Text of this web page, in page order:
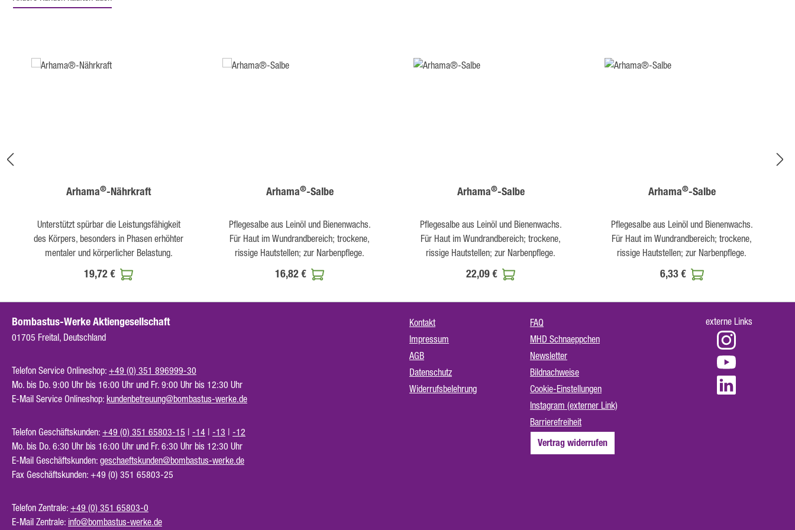
Arhama®-Nährkraft
Unterstützt spürbar die Leistungsfähigkeit
des Körpers, besonders in Phasen erhöhter
mentaler und körperlicher Belastung.
19,72 €
Arhama®-Salbe
Pflegesalbe aus Leinöl und Bienenwachs.
Für Haut im Wundrandbereich; trockene,
rissige Hautstellen; zur Narbenpflege.
16,82 €
Arhama®-Salbe
Pflegesalbe aus Leinöl und Bienenwachs.
Für Haut im Wundrandbereich; trockene,
rissige Hautstellen; zur Narbenpflege.
22,09 €
Arhama®-Salbe
Pflegesalbe aus Leinöl und Bienenwachs.
Für Haut im Wundrandbereich; trockene,
rissige Hautstellen; zur Narbenpflege.
6,33 €
Bombastus-Werke Aktiengesellschaft
01705 Freital, Deutschland
Telefon Service Onlineshop: +49 (0) 351 896999-30
Mo. bis Do. 9:00 Uhr bis 16:00 Uhr und Fr. 9:00 Uhr bis 12:30 Uhr
E-Mail Service Onlineshop: kundenbetreuung@bombastus-werke.de
Telefon Geschäftskunden: +49 (0) 351 65803-15 -14 -13
-12
Mo. bis Do. 6:30 Uhr bis 16:00 Uhr und Fr. 6:30 Uhr bis 12:30 Uhr
E-Mail Geschäftskunden: geschaeftskunden@bombastus-werke.de
Fax Geschäftskunden: +49 (0) 351 65803-25
Telefon Zentrale: +49 (0) 351 65803-0
E-Mail Zentrale: info@bombastus-werke.de
Kontakt
Impressum
AGB
Datenschutz
Widerrufsbelehrung
FAQ
MHD Schnaeppchen
Newsletter
Bildnachweise
Cookie-Einstellungen
Instagram (externer Link)
Barrierefreiheit
Vertrag widerrufen
externe Links